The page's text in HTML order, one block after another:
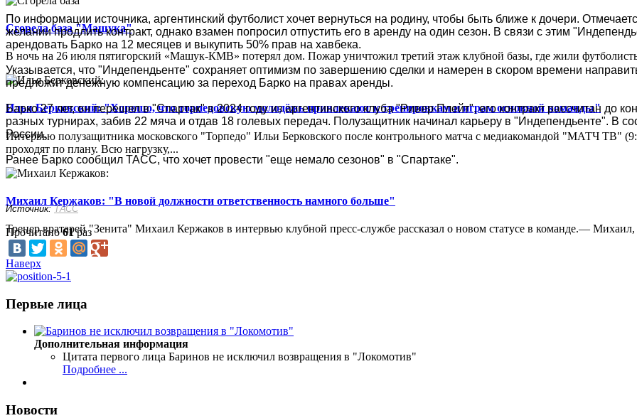
Сгорела база "Машука"
В ночь на 26 июля пятигорский «Машук-КМВ» потерял дом. Пожар уничтожил третий этаж клубной базы, где жили
Илья Берковский: "Хорошо, что торпедовскую молодёжь привлекают к тренировкам и играм основной команды"
Интервью полузащитника московского "Торпедо" Ильи Берковского после контрольного матча с медиакомандой "МАТЧ ТВ"
проходят по плану. Всю нагрузку,...
Михаил Кержаков: "В новой должности ответственность намного больше"
Тренер вратарей "Зенита" Михаил Кержаков в интервью клубной пресс-службе рассказал о новом статусе в команде.—
По информации источника, аргентинский футболист хочет вернуться на родину, чтобы быть ближе к дочери.
желании продлить контракт, однако взамен попросил отпустить его в аренду на один сезон. В связи с этим
арендовать Барко на 12 месяцев и выкупить 50% прав на хавбека.
Указывается, что "Индепендьенте" сохраняет оптимизм по завершению сделки и намерен в скором времени
предложит денежную компенсацию за переход Барко на правах аренды.
Барко 27 лет, он перешел в "Спартак" в 2024 году из аргентинского клуба "Ривер Плейт", его контракт рассчитан до
разных турнирах, забив 22 мяча и отдав 18 голевых передач. Полузащитник начинал карьеру в "Индепендьенте". В
России.
Ранее Барко сообщил ТАСС, что хочет провести "еще немало сезонов" в "Спартаке".
Источник:ТАСС
Прочитано61раз
Наверх
Первые лица
Дополнительная информация
Цитата первого лица Баринов не исключил возвращения в "Локомотив"
Подробнее ...
Новости